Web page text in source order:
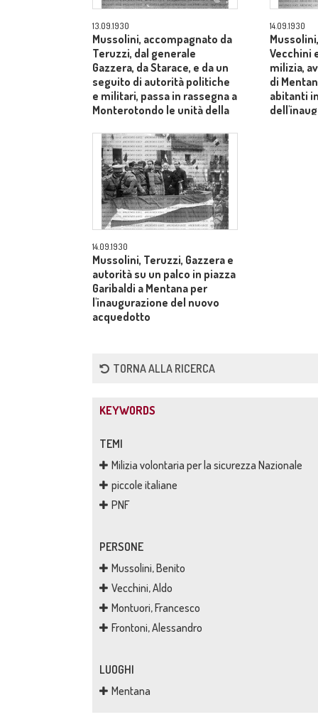
13.09.1930
Mussolini, accompagnato da
Teruzzi, dal generale
Gazzera, da Starace, e da un
seguito di autorità politiche
e militari, passa in rassegna a
Monterotondo le unità della
alle manovre
14.09.1930
Vecchini
milizia,
di
abitanti
14.09.1930
Mussolini, Teruzzi, Gazzera e
autorità su un palco in piazza
Garibaldi a Mentana per
l'inaugurazione del nuovo
acquedotto
TORNA ALLA RICERCA
KEYWORDS
TEMI
Milizia volontaria per la sicurezza Nazionale
piccole italiane
PNF
PERSONE
Mussolini, Benito
Vecchini, Aldo
Montuori, Francesco
Frontoni, Alessandro
LUOGHI
Mentana